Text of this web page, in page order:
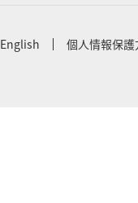
English 個人情報保護